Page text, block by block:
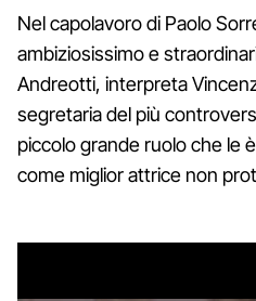
Nel capolavoro di Paolo
ambiziosissimo e
Andreotti, interpreta
segretaria del più
piccolo grande ruolo che le
come miglior attrice non